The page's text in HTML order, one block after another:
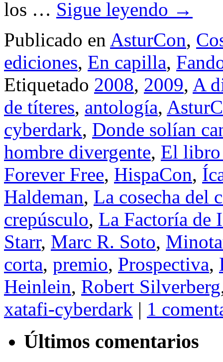
los … Sigue leyendo →
Publicado en AsturCon,
ediciones, En capilla,
Etiquetado 2008, 2009, A
de títeres, antología,
cyberdark, Donde solían
hombre divergente, El libro
Forever Free, HispaCon,
Haldeman, La cosecha del
crepúsculo, La Factoría de
Starr, Marc R. Soto,
corta, premio, Prospectiva,
Heinlein, Robert Silverberg
xatafi-cyberdark | 1
Últimos comentarios